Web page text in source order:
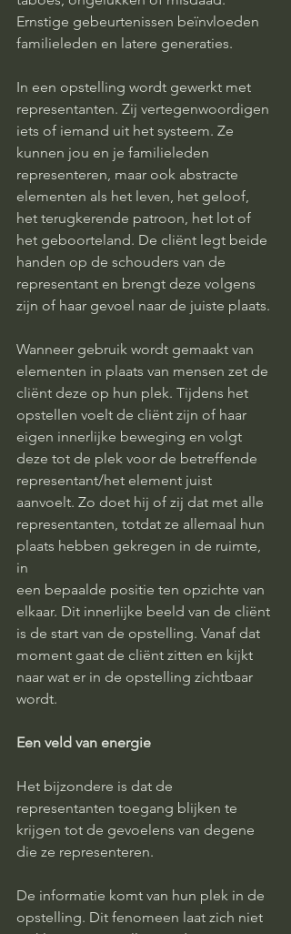
Ernstige gebeurtenissen beïnvloeden
familieleden en latere generaties.
In een opstelling wordt gewerkt met
representanten. Zij vertegenwoordigen
iets of iemand uit het systeem. Ze
kunnen jou en je familieleden
representeren, maar ook abstracte
elementen als het leven, het geloof,
het terugkerende patroon, het lot of
het geboorteland. De cliënt legt beide
handen op de schouders van de
representant en brengt deze volgens
zijn of haar gevoel naar de juiste plaats.
Wanneer gebruik wordt gemaakt van
elementen in plaats van mensen zet de
cliënt deze op hun plek. Tijdens het
opstellen voelt de cliënt zijn of haar
eigen innerlijke beweging en volgt
deze tot de plek voor de betreffende
representant/het element juist
aanvoelt. Zo doet hij of zij dat met alle
representanten, totdat ze allemaal hun
plaats hebben gekregen in de ruimte,
in
een bepaalde positie ten opzichte van
elkaar. Dit innerlijke beeld van de cliënt
is de start van de opstelling. Vanaf dat
moment gaat de cliënt zitten en kijkt
naar wat er in de opstelling zichtbaar
wordt.
Een veld van energie
Het bijzondere is dat de
representanten toegang blijken te
krijgen tot de gevoelens van degene
die ze representeren.
De informatie komt van hun plek in de
opstelling. Dit fenomeen laat zich niet